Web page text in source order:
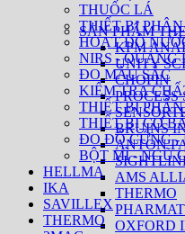
SẢN PHẨM
KPM
UNITY
CHOPIN
PROCESS
BRUINS
ANTON
AMS
THERMO
OXFORD
THUỐC LÁ
THIẾT BỊ
HOẠT ĐỘ
NIRS - QUANG
ĐO MÀU SẮC
KIỂM TRA
THIẾT BỊ
THIẾT BỊ CƠ
ĐO ĐỘ CỨNG -
BỘT MÌ - NGŨ
HELLMA
IKA
SAVILLEX
THERMO